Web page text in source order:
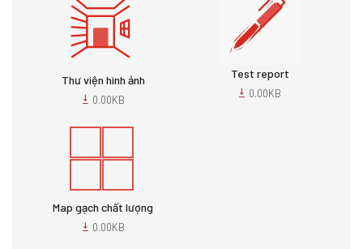
Thư viện hình ảnh
0.00KB
Test report
0.00KB
Map gạch chất lượng
0.00KB